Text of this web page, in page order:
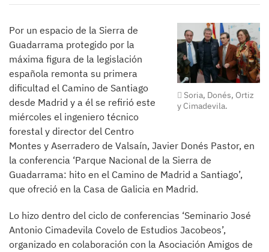
Soria, Donés, Ortiz
y Cimadevila.
Por un espacio de la Sierra de
Guadarrama protegido por la
máxima figura de la legislación
española remonta su primera
dificultad el Camino de Santiago
desde Madrid y a él se refirió este
miércoles el ingeniero técnico
forestal y director del Centro
Montes y Aserradero de Valsaín, Javier Donés Pastor, en
la conferencia ‘Parque Nacional de la Sierra de
Guadarrama: hito en el Camino de Madrid a Santiago’,
que ofreció en la Casa de Galicia en Madrid.
Lo hizo dentro del ciclo de conferencias ‘Seminario José
Antonio Cimadevila Covelo de Estudios Jacobeos’,
organizado en colaboración con la Asociación Amigos de